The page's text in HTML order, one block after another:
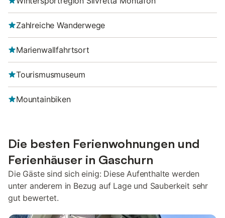
Zahlreiche Wanderwege
Marienwallfahrtsort
Tourismusmuseum
Mountainbiken
Die besten Ferienwohnungen und
Ferienhäuser in Gaschurn
Die Gäste sind sich einig: Diese Aufenthalte werden
unter anderem in Bezug auf Lage und Sauberkeit sehr
gut bewertet.